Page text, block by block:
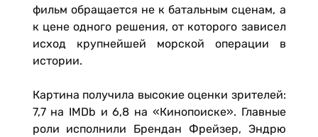
фильм обращается не к батальным сценам, а
к цене одного решения, от которого зависел
исход крупнейшей морской операции в
истории.
Картина получила высокие оценки зрителей:
7,7 на IMDb и 6,8 на «Кинопоиске». Главные
роли исполнили Брендан Фрейзер, Эндрю